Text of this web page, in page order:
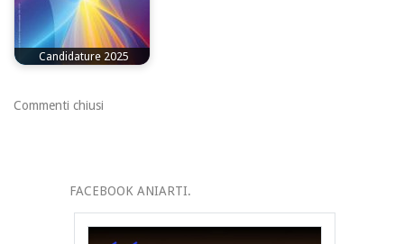
Candidature 2025
Commenti chiusi
FACEBOOK ANIARTI.